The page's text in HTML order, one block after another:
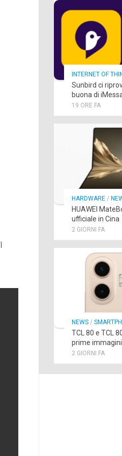
INTERNET OF
Sunbird ci
buona di
19 ORE FA
HARDWARE /
HUAWEI
ufficiale in Cina
2 GIORNI FA
NEWS /
TCL 80 e TCL
prime
2 GIORNI FA